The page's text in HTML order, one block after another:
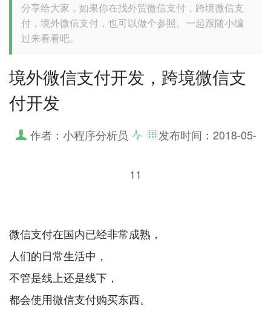
分享给大家，如果你在找外贸微信支付，跨境微信支
付，境外微信支付，也可以做个参照。一起跟随小编
过来看看吧。
境外微信支付开发，跨境微信支
付开发
作者：小程序分析员 发布时间： 2018-05-
11
微信支付在国内已经非常成熟，
人们的日常生活中，
不管是线上还是线下，
都会使用微信支付购买东西。